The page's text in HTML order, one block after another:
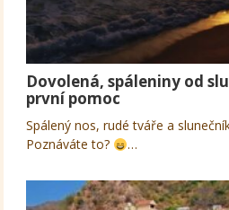
Dovolená, spáleniny od
první pomoc
Spálený nos, rudé tváře a
Poznáváte to?
…